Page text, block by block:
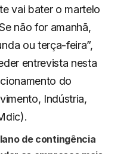
vai bater o martelo
não for amanhã,
ou terça-feira”,
entrevista nesta
do
Indústria,
de contingência